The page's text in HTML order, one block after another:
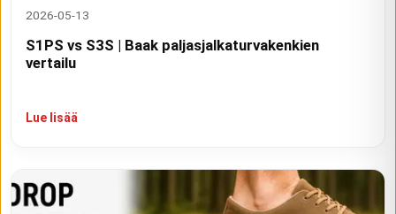
2026-05-13
S1PS vs S3S | Baak paljasjalkaturvakenkien
vertailu
Lue lisää